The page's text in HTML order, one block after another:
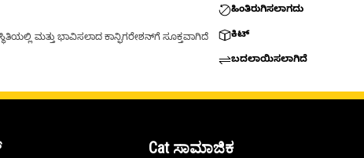
ಮತ್ತು ಭಾವಿಸಲಾದ ಕಾನ್ಫಿಗರೇಶನ್‌ಗೆ ಸೂಕ್ತವಾಗಿದೆ
ಹಿಂತಿರುಗಿಸಲಾಗದು
ಕಿಟ್
ಬದಲಾಯಿಸಲಾಗಿದೆ
Cat ಸಾಮಾಜಿಕ